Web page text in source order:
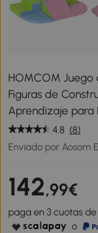
HOMCOM Juego
Figuras de
Aprendizaje
4.8 (8)
Enviado por Aosom
142,99€
paga en 3 cuotas de
o